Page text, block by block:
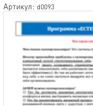
Артикул: d0093